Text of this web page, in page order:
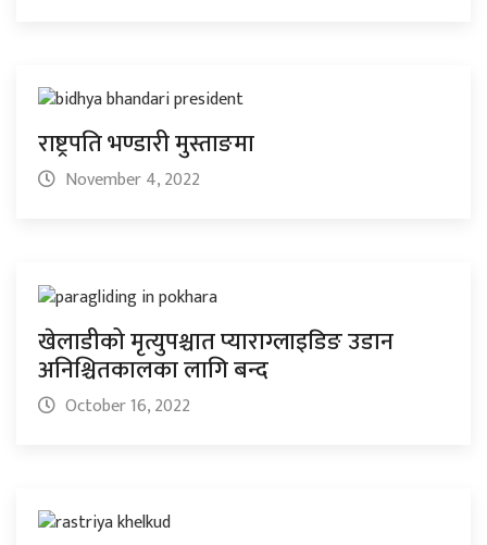
राष्ट्रपति भण्डारी मुस्ताङमा
November 4, 2022
खेलाडीको मृत्युपश्चात प्याराग्लाइडिङ उडान
अनिश्चितकालका लागि बन्द
October 16, 2022